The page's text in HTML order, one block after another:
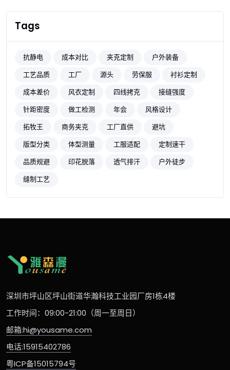
Tags
抗静电 成本对比 夹克定制
户外装备
工艺品质
工厂 源头 劳保服
衬衫定制
成本差价
风衣定制 四线拷克
接缝强度
针距密度
做工检测 年会
风格设计
拓牧王
商务夹克 工厂直供
避坑
版型分类
体型测量 工服适配
定制速干
品质规避
印花脱落 透气排汗
户外徒步
缝制工艺
深圳市坪山区坪山街道华瀚科技工业园厂房1栋4楼
工作时间：09:00-21:00（周一至周日）
邮箱:hi@yousame.com
电话:15915402786
粤ICP备15015794号